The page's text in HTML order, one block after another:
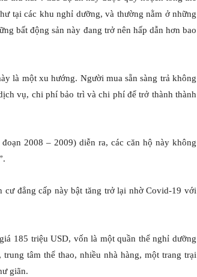
tại các khu nghỉ dưỡng, và thường nằm ở những
bất động sản này đang trở nên hấp dẫn hơn bao
là một xu hướng. Người mua sẵn sàng trả không
vụ, chi phí bảo trì và chi phí để trở thành thành
2008 – 2009) diễn ra, các căn hộ này không
đẳng cấp này bật tăng trở lại nhờ Covid-19 với
185 triệu USD, vốn là một quần thể nghỉ dưỡng
tâm thể thao, nhiều nhà hàng, một trang trại
giãn.